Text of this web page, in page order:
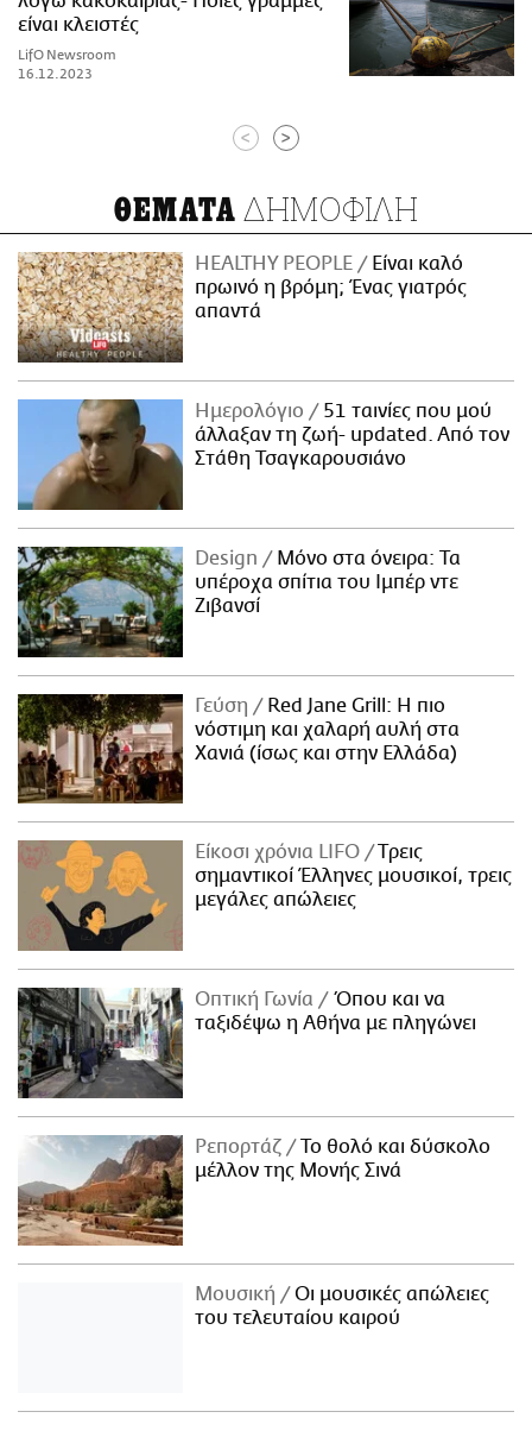
είναι κλειστές
LifO Newsroom
16.12.2023
< >
ΘΕΜΑΤΑ ΔΗΜΟΦΙΛΗ
HEALTHY PEOPLE
Είναι καλό
πρωινό η βρόμη; Ένας γιατρός
απαντά
Ημερολόγιο
51 ταινίες που μού
άλλαξαν τη ζωή- updated. Aπό τον
Στάθη Τσαγκαρουσιάνο
Design
Μόνο στα όνειρα: Τα
υπέροχα σπίτια του Ιμπέρ ντε
Ζιβανσί
Γεύση
Red Jane Grill: Η πιο
νόστιμη και χαλαρή αυλή στα
Χανιά (ίσως και στην Ελλάδα)
Είκοσι χρόνια LIFO
Tρεις
σημαντικοί Έλληνες μουσικοί, τρεις
μεγάλες απώλειες
Οπτική Γωνία
Όπου και να
ταξιδέψω η Αθήνα με πληγώνει
Ρεπορτάζ
Το θολό και δύσκολο
μέλλον της Μονής Σινά
Μουσική
Οι μουσικές απώλειες
του τελευταίου καιρού